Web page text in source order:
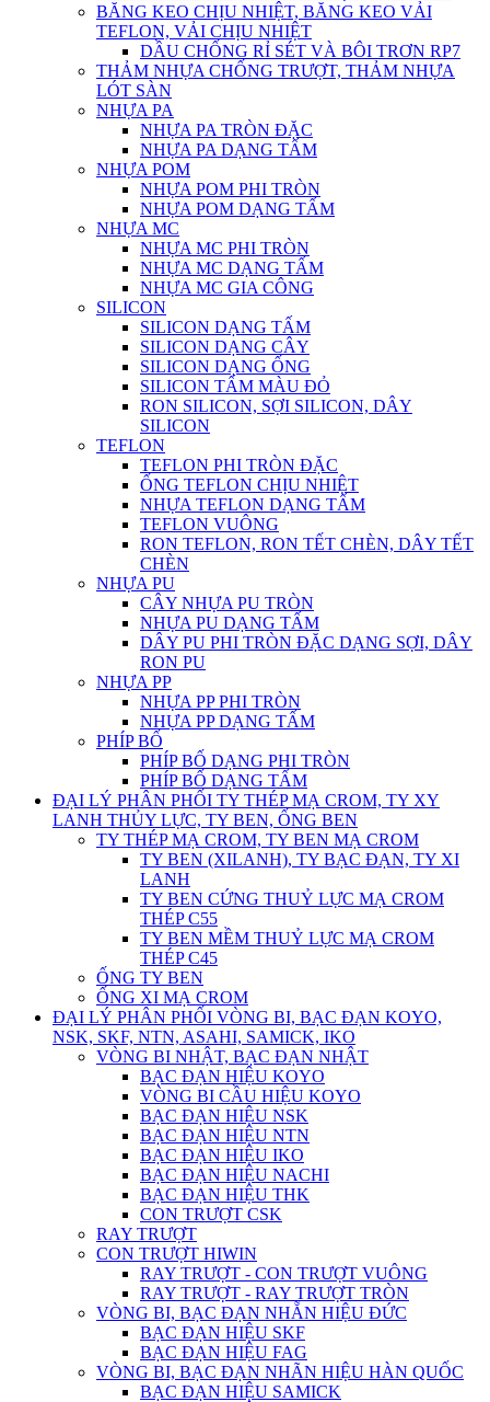
BĂNG KEO CHỊU NHIỆT, BĂNG KEO VẢI
TEFLON, VẢI CHỊU NHIỆT
DẦU CHỐNG RỈ SÉT VÀ BÔI TRƠN RP7
THẢM NHỰA CHỐNG TRƯỢT, THẢM NHỰA
LÓT SÀN
NHỰA PA
NHỰA PA TRÒN ĐẶC
NHỰA PA DẠNG TẤM
NHỰA POM
NHỰA POM PHI TRÒN
NHỰA POM DẠNG TẤM
NHỰA MC
NHỰA MC PHI TRÒN
NHỰA MC DẠNG TẤM
NHỰA MC GIA CÔNG
SILICON
SILICON DẠNG TẤM
SILICON DẠNG CÂY
SILICON DẠNG ỐNG
SILICON TẤM MÀU ĐỎ
RON SILICON, SỢI SILICON, DÂY
SILICON
TEFLON
TEFLON PHI TRÒN ĐẶC
ỐNG TEFLON CHỊU NHIỆT
NHỰA TEFLON DẠNG TẤM
TEFLON VUÔNG
RON TEFLON, RON TẾT CHÈN, DÂY TẾT
CHÈN
NHỰA PU
CÂY NHỰA PU TRÒN
NHỰA PU DẠNG TẤM
DÂY PU PHI TRÒN ĐẶC DẠNG SỢI, DÂY
RON PU
NHỰA PP
NHỰA PP PHI TRÒN
NHỰA PP DẠNG TẤM
PHÍP BỐ
PHÍP BỐ DẠNG PHI TRÒN
PHÍP BỐ DẠNG TẤM
ĐẠI LÝ PHÂN PHỐI TY THÉP MẠ CROM, TY XY
LANH THỦY LỰC, TY BEN, ỐNG BEN
TY THÉP MẠ CROM, TY BEN MẠ CROM
TY BEN (XILANH), TY BẠC ĐẠN, TY XI
LANH
TY BEN CỨNG THUỶ LỰC MẠ CROM
THÉP C55
TY BEN MỀM THUỶ LỰC MẠ CROM
THÉP C45
ỐNG TY BEN
ỐNG XI MẠ CROM
ĐẠI LÝ PHÂN PHỐI VÒNG BI, BẠC ĐẠN KOYO,
NSK, SKF, NTN, ASAHI, SAMICK, IKO
VÒNG BI NHẬT, BẠC ĐẠN NHẬT
BẠC ĐẠN HIỆU KOYO
VÒNG BI CẦU HIỆU KOYO
BẠC ĐẠN HIỆU NSK
BẠC ĐẠN HIỆU NTN
BẠC ĐẠN HIỆU IKO
BẠC ĐẠN HIỆU NACHI
BẠC ĐẠN HIỆU THK
CON TRƯỢT CSK
RAY TRƯỢT
CON TRƯỢT HIWIN
RAY TRƯỢT - CON TRƯỢT VUÔNG
RAY TRƯỢT - RAY TRƯỢT TRÒN
VÒNG BI, BẠC ĐẠN NHẴN HIỆU ĐỨC
BẠC ĐẠN HIỆU SKF
BẠC ĐẠN HIỆU FAG
VÒNG BI, BẠC ĐẠN NHÃN HIỆU HÀN QUỐC
BẠC ĐẠN HIỆU SAMICK